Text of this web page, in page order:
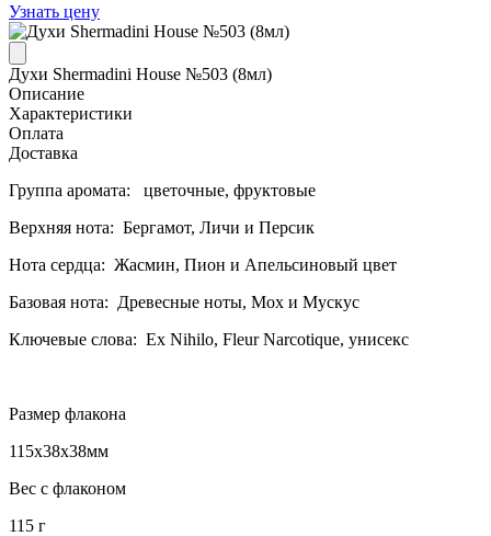
Узнать цену
Духи Shermadini House №503 (8мл)
Описание
Характеристики
Оплата
Доставка
Группа аромата: цветочные, фруктовые
Верхняя нота: Бергамот, Личи и Персик
Нота сердца: Жасмин, Пион и Апельсиновый цвет
Базовая нота: Древесные ноты, Мох и Мускус
Ключевые слова: Ex Nihilo, Fleur Narcotique, унисекс
Размер флакона
115x38x38мм
Вес с флаконом
115 г